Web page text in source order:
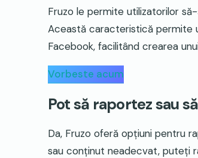
Fruzo le permite utilizatorilor
Această caracteristică permite
Facebook, facilitând crearea
Vorbeste acum
Pot să raportez sau
Da, Fruzo oferă opțiuni pentru
sau conținut neadecvat, puteți